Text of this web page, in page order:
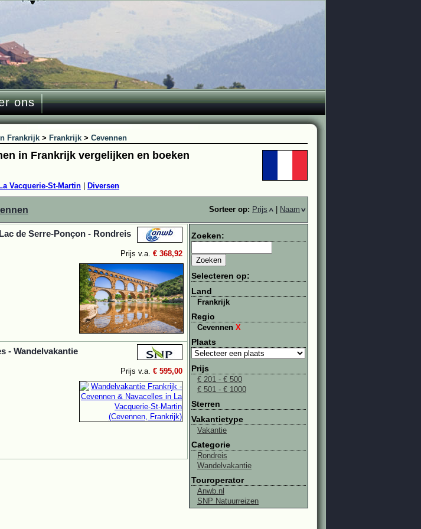
ons
Frankrijk > Frankrijk > Cevennen
in Frankrijk vergelijken en boeken
La Vacquerie-St-Martin Diversen
Sorteer op: Prijs Naam
de Serre-Ponçon - Rondreis
Prijs v.a. € 368,92
- Wandelvakantie
Prijs v.a. € 595,00
Zoeken:
Selecteren op:
Land
Frankrijk
Regio
Cevennen X
Plaats
Prijs
€ 201 - € 500
€ 501 - € 1000
Sterren
Vakantietype
Vakantie
Categorie
Rondreis
Wandelvakantie
Touroperator
Anwb.nl
SNP Natuurreizen